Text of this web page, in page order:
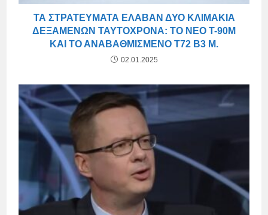
ΤΑ ΣΤΡΑΤΕΎΜΑΤΑ ΈΛΑΒΑΝ ΔΎΟ ΚΛΙΜΆΚΙΑ
ΔΕΞΑΜΕΝΏΝ ΤΑΥΤΌΧΡΟΝΑ: ΤΟ ΝΈΟ T-90M
ΚΑΙ ΤΟ ΑΝΑΒΑΘΜΙΣΜΈΝΟ T72 B3 M.
02.01.2025